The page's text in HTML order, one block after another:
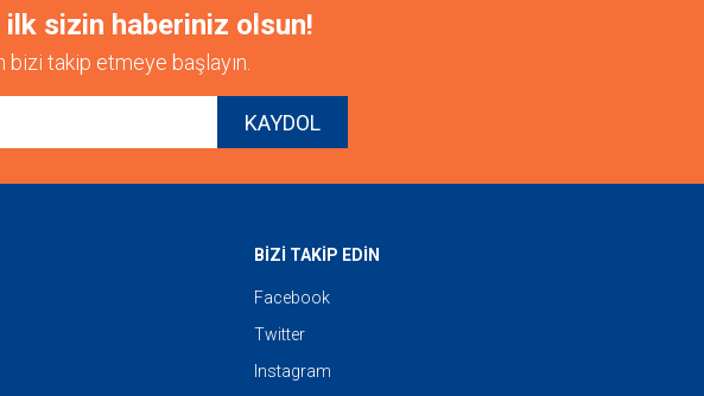
sizin haberiniz olsun!
takip etmeye başlayın.
KAYDOL
BİZİ TAKİP EDİN
Facebook
Twitter
Instagram